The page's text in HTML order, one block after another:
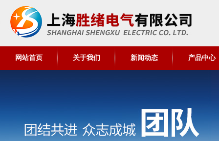
网站首页 关于我们 新闻动态 产品中心